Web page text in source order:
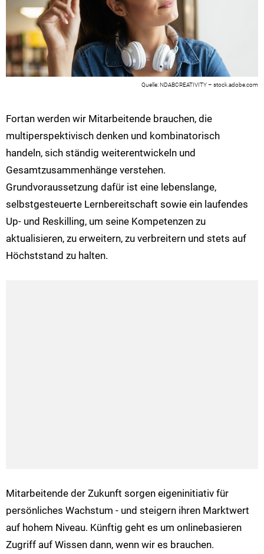
NDABCREATIVITY – stock.adobe.com
Fortan werden wir Mitarbeitende brauchen, die
multiperspektivisch denken und kombinatorisch
handeln, sich ständig weiterentwickeln und
Gesamtzusammenhänge verstehen.
Grundvoraussetzung dafür ist eine lebenslange,
selbstgesteuerte Lernbereitschaft sowie ein laufendes
Up- und Reskilling, um seine Kompetenzen zu
aktualisieren, zu erweitern, zu verbreitern und stets auf
Höchststand zu halten.
Mitarbeitende der Zukunft sorgen eigeninitiativ für
persönliches Wachstum - und steigern ihren Marktwert
auf hohem Niveau. Künftig geht es um onlinebasieren
Zugriff auf Wissen dann, wenn wir es brauchen.